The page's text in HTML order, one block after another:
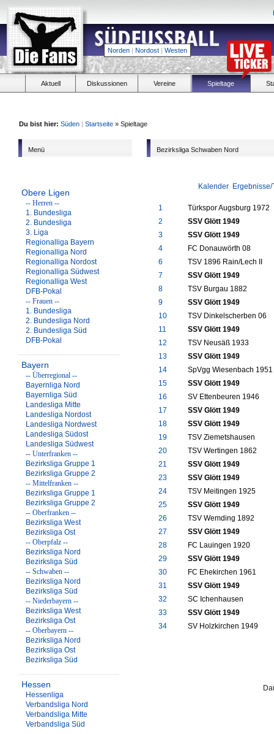
Norden | Nordost | Westen
Aktuell Diskussionen Vereine Spieltage
Du bist hier: Süden | Startseite » Spieltage
Menü
Obere Ligen
-- Herren --
1. Bundesliga
2. Bundesliga
3. Liga
Regionalliga Bayern
Regionalliga Nord
Regionalliga Nordost
Regionalliga Südwest
Regionalliga West
DFB-Pokal
-- Frauen --
1. Bundesliga
2. Bundesliga Nord
2. Bundesliga Süd
DFB-Pokal
Bayern
-- Überregional --
Bayernliga Nord
Bayernliga Süd
Landesliga Mitte
Landesliga Nordost
Landesliga Nordwest
Landesliga Südost
Landesliga Südwest
-- Unterfranken --
Bezirksliga Gruppe 1
Bezirksliga Gruppe 2
-- Mittelfranken --
Bezirksliga Gruppe 1
Bezirksliga Gruppe 2
-- Oberfranken --
Bezirksliga West
Bezirksliga Ost
-- Oberpfalz --
Bezirksliga Nord
Bezirksliga Süd
-- Schwaben --
Bezirksliga Nord
Bezirksliga Süd
-- Niederbayern --
Bezirksliga West
Bezirksliga Ost
-- Oberbayern --
Bezirksliga Nord
Bezirksliga Ost
Bezirksliga Süd
Hessen
Hessenliga
Verbandsliga Nord
Verbandsliga Mitte
Verbandsliga Süd
Bezirksliga Schwaben Nord
Kalender
1
Türkspor Augsburg 1972
2
SSV Glött 1949
3
SSV Glött 1949
4
FC Donauwörth 08
6
TSV 1896 Rain/Lech II
7
SSV Glött 1949
8
TSV Burgau 1882
9
SSV Glött 1949
10
TSV Dinkelscherben 06
11
SSV Glött 1949
12
TSV Neusäß 1933
13
SSV Glött 1949
14
SpVgg Wiesenbach 1951
15
SSV Glött 1949
16
SV Ettenbeuren 1946
17
SSV Glött 1949
18
SSV Glött 1949
19
TSV Ziemetshausen
20
TSV Wertingen 1862
21
SSV Glött 1949
23
SSV Glött 1949
24
TSV Meitingen 1925
25
SSV Glött 1949
26
TSV Wemding 1892
27
SSV Glött 1949
28
FC Lauingen 1920
29
SSV Glött 1949
30
FC Ehekirchen 1961
31
SSV Glött 1949
32
SC Ichenhausen
33
SSV Glött 1949
34
SV Holzkirchen 1949